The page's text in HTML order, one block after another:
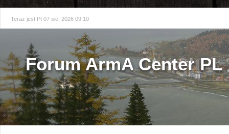
Teraz jest Pt 07 sie, 2026 09:10
Forum ArmA Center PL